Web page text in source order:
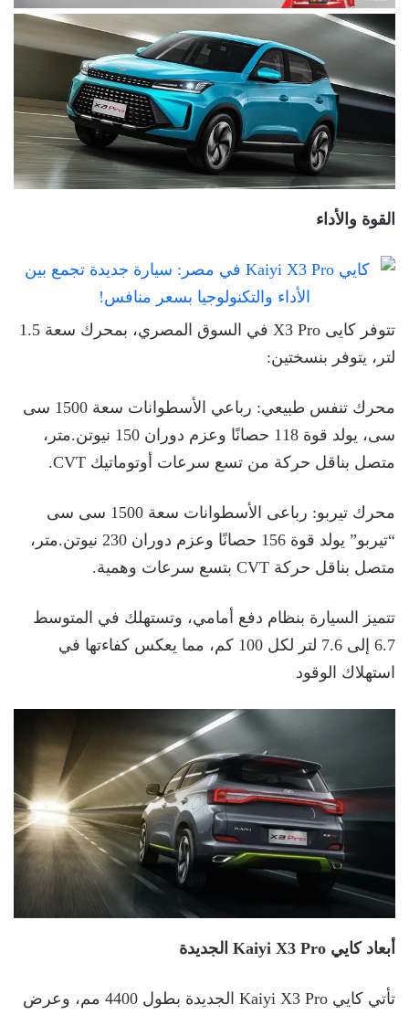
القوة والأداء
تتوفر كايى X3 Pro في السوق المصري، بمحرك سعة 1.5
لتر، يتوفر بنسختين:
محرك تنفس طبيعي: رباعي الأسطوانات سعة 1500 سى
سى، يولد قوة 118 حصانًا وعزم دوران 150 نيوتن.متر،
متصل بناقل حركة من تسع سرعات أوتوماتيك CVT.
محرك تيربو: رباعى الأسطوانات سعة 1500 سى سى
“تيربو” يولد قوة 156 حصانًا وعزم دوران 230 نيوتن.متر،
متصل بناقل حركة CVT بتسع سرعات وهمية.
تتميز السيارة بنظام دفع أمامي، وتستهلك في المتوسط
6.7 إلى 7.6 لتر لكل 100 كم، مما يعكس كفاءتها في
استهلاك الوقود
أبعاد كايي الجديدة
تأتي كايي Kaiyi X3 Pro الجديدة بطول 4400 مم، وعرض